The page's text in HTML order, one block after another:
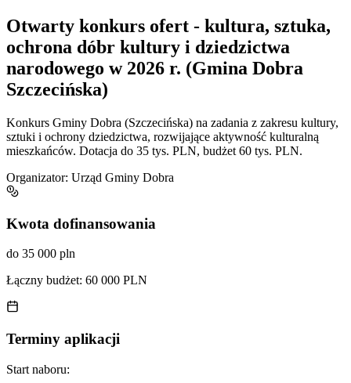
Otwarty konkurs ofert - kultura, sztuka,
ochrona dóbr kultury i dziedzictwa
narodowego w 2026 r. (Gmina Dobra
Szczecińska)
Konkurs Gminy Dobra (Szczecińska) na zadania z zakresu kultury,
sztuki i ochrony dziedzictwa, rozwijające aktywność kulturalną
mieszkańców. Dotacja do 35 tys. PLN, budżet 60 tys. PLN.
Organizator: Urząd Gminy Dobra
Kwota dofinansowania
do 35 000 pln
Łączny budżet: 60 000 PLN
Terminy aplikacji
Start naboru: